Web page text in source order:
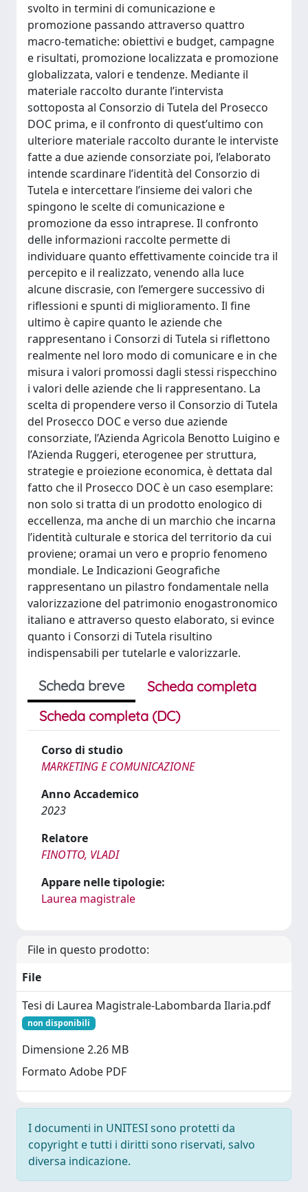
svolto in termini di comunicazione e
promozione passando attraverso quattro
macro-tematiche: obiettivi e budget, campagne
e risultati, promozione localizzata e promozione
globalizzata, valori e tendenze. Mediante il
materiale raccolto durante l’intervista
sottoposta al Consorzio di Tutela del Prosecco
DOC prima, e il confronto di quest’ultimo con
ulteriore materiale raccolto durante le interviste
fatte a due aziende consorziate poi, l’elaborato
intende scardinare l’identità del Consorzio di
Tutela e intercettare l’insieme dei valori che
spingono le scelte di comunicazione e
promozione da esso intraprese. Il confronto
delle informazioni raccolte permette di
individuare quanto effettivamente coincide tra il
percepito e il realizzato, venendo alla luce
alcune discrasie, con l’emergere successivo di
riflessioni e spunti di miglioramento. Il fine
ultimo è capire quanto le aziende che
rappresentano i Consorzi di Tutela si riflettono
realmente nel loro modo di comunicare e in che
misura i valori promossi dagli stessi rispecchino
i valori delle aziende che li rappresentano. La
scelta di propendere verso il Consorzio di Tutela
del Prosecco DOC e verso due aziende
consorziate, l’Azienda Agricola Benotto Luigino e
l’Azienda Ruggeri, eterogenee per struttura,
strategie e proiezione economica, è dettata dal
fatto che il Prosecco DOC è un caso esemplare:
non solo si tratta di un prodotto enologico di
eccellenza, ma anche di un marchio che incarna
l’identità culturale e storica del territorio da cui
proviene; oramai un vero e proprio fenomeno
mondiale. Le Indicazioni Geografiche
rappresentano un pilastro fondamentale nella
valorizzazione del patrimonio enogastronomico
italiano e attraverso questo elaborato, si evince
quanto i Consorzi di Tutela risultino
indispensabili per tutelarle e valorizzarle.
Scheda breve
Scheda completa
Scheda completa (DC)
Corso di studio
MARKETING E COMUNICAZIONE
Anno Accademico
2023
Relatore
FINOTTO, VLADI
Appare nelle tipologie:
Laurea magistrale
File in questo prodotto:
File
Tesi di Laurea Magistrale-Labombarda Ilaria.pdf
non disponibili
Dimensione 2.26 MB
Formato Adobe PDF
I documenti in UNITESI sono protetti da
copyright e tutti i diritti sono riservati, salvo
diversa indicazione.